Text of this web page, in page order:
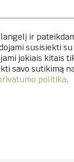
ir
susisiekti
jokiais kitais
savo sutikimą
politika.